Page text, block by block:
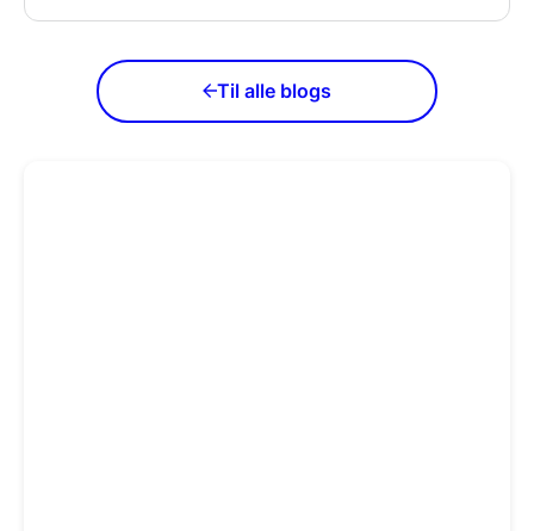
Til alle blogs